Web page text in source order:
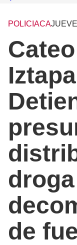
POLICIACA
de